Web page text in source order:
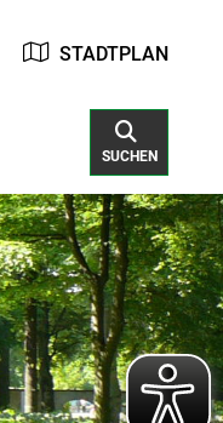
STADTPLAN
SUCHEN